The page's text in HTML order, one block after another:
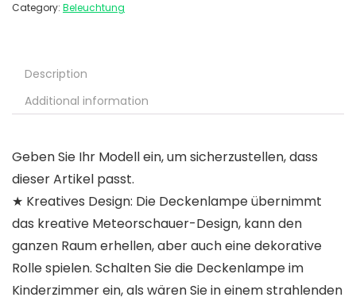
Category: Beleuchtung
Description
Additional information
Geben Sie Ihr Modell ein, um sicherzustellen, dass
dieser Artikel passt.
★ Kreatives Design: Die Deckenlampe übernimmt
das kreative Meteorschauer-Design, kann den
ganzen Raum erhellen, aber auch eine dekorative
Rolle spielen. Schalten Sie die Deckenlampe im
Kinderzimmer ein, als wären Sie in einem strahlenden